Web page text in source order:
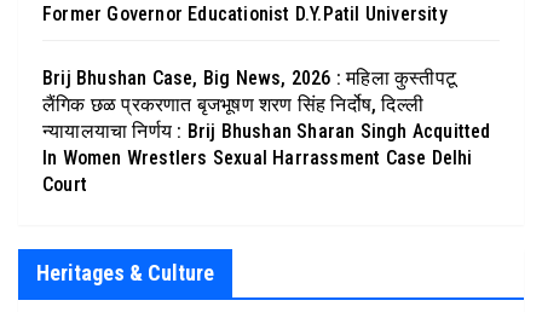
Former Governor Educationist D.Y.Patil University
Brij Bhushan Case, Big News, 2026 : महिला कुस्तीपटू
लैंगिक छळ प्रकरणात बृजभूषण शरण सिंह निर्दोष, दिल्ली
न्यायालयाचा निर्णय : Brij Bhushan Sharan Singh Acquitted
In Women Wrestlers Sexual Harrassment Case Delhi
Court
Heritages & Culture